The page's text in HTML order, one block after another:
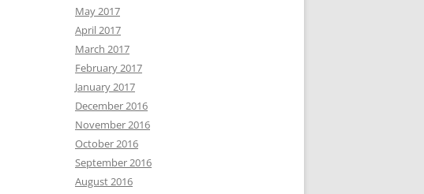
May 2017
April 2017
March 2017
February 2017
January 2017
December 2016
November 2016
October 2016
September 2016
August 2016